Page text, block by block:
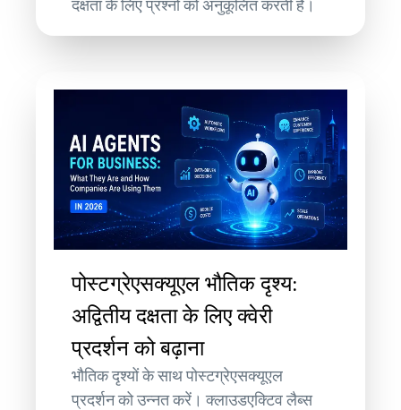
दक्षता के लिए प्रश्नों को अनुकूलित करती हैं।
पोस्टग्रेएसक्यूएल भौतिक दृश्य:
अद्वितीय दक्षता के लिए क्वेरी
प्रदर्शन को बढ़ाना
भौतिक दृश्यों के साथ पोस्टग्रेएसक्यूएल
प्रदर्शन को उन्नत करें। क्लाउडएक्टिव लैब्स